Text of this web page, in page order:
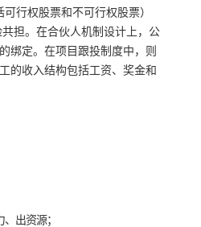
行权股票和不可行权股票）
担。在合伙人机制设计上，公
绑定。在项目跟投制度中，则
的收入结构包括工资、奖金和
出资源；